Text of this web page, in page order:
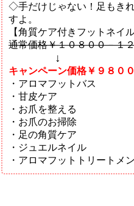
◇手だけじゃない！足もき
すよ。
【角質ケア付きフットネイル
通常価格￥１０８００－１
↓
キャンペーン価格￥９８０
・アロマフットバス
・甘皮ケア
・お爪を整える
・お爪のお掃除
・足の角質ケア
・ジュエルネイル
・アロマフットトリートメ